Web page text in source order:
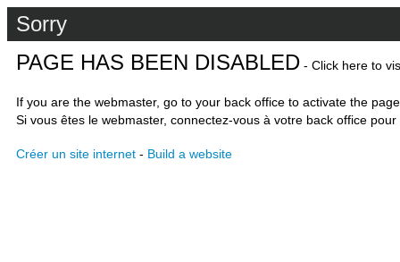
Sorry
PAGE HAS BEEN DISABLED - Click here to
If you are the webmaster, go to your back office to activate the
Si vous êtes le webmaster, connectez-vous à votre back office
Créer un site internet - Build a website